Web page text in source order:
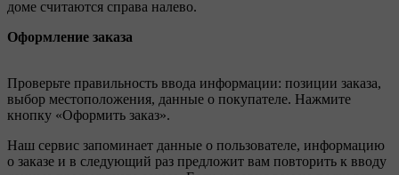
доме считаются справа налево.
Оформление заказа
Проверьте правильность ввода информации: позиции заказа,
выбор местоположения, данные о покупателе. Нажмите
кнопку «Оформить заказ».
Наш сервис запоминает данные о пользователе, информацию
о заказе и в следующий раз предложит вам повторить к вводу